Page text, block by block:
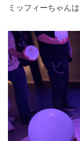
ミッフィーちゃん